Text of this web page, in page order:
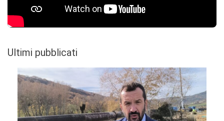
Ultimi pubblicati